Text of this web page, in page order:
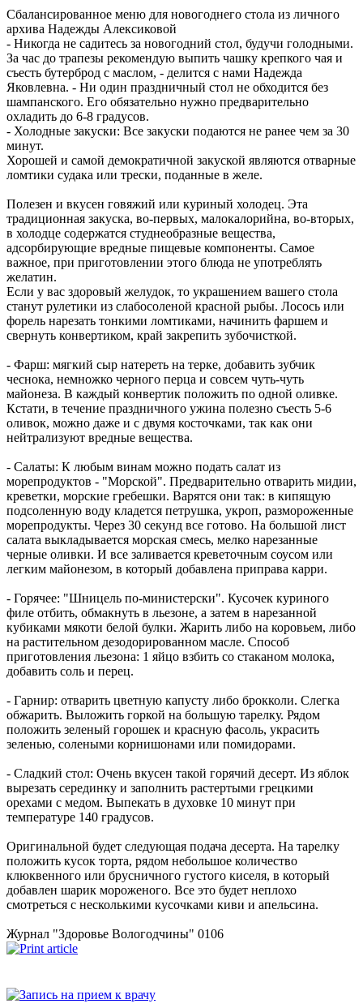
Сбалансированное меню для новогоднего стола из личного
архива Надежды Алексиковой
- Никогда не садитесь за новогодний стол, будучи голодными.
За час до трапезы рекомендую выпить чашку крепкого чая и
съесть бутерброд с маслом, - делится с нами Надежда
Яковлевна. - Ни один праздничный стол не обходится без
шампанского. Его обязательно нужно предварительно
охладить до 6-8 градусов.
- Холодные закуски: Все закуски подаются не ранее чем за 30
минут.
Хорошей и самой демократичной закуской являются отварные
ломтики судака или трески, поданные в желе.
Полезен и вкусен говяжий или куриный холодец. Эта
традиционная закуска, во-первых, малокалорийна, во-вторых,
в холодце содержатся студнеобразные вещества,
адсорбирующие вредные пищевые компоненты. Самое
важное, при приготовлении этого блюда не употреблять
желатин.
Если у вас здоровый желудок, то украшением вашего стола
станут рулетики из слабосоленой красной рыбы. Лосось или
форель нарезать тонкими ломтиками, начинить фаршем и
свернуть конвертиком, край закрепить зубочисткой.
- Фарш: мягкий сыр натереть на терке, добавить зубчик
чеснока, немножко черного перца и совсем чуть-чуть
майонеза. В каждый конвертик положить по одной оливке.
Кстати, в течение праздничного ужина полезно съесть 5-6
оливок, можно даже и с двумя косточками, так как они
нейтрализуют вредные вещества.
- Салаты: К любым винам можно подать салат из
морепродуктов - "Морской". Предварительно отварить мидии,
креветки, морские гребешки. Варятся они так: в кипящую
подсоленную воду кладется петрушка, укроп, размороженные
морепродукты. Через 30 секунд все готово. На большой лист
салата выкладывается морская смесь, мелко нарезанные
черные оливки. И все заливается креветочным соусом или
легким майонезом, в который добавлена приправа карри.
- Горячее: "Шницель по-министерски". Кусочек куриного
филе отбить, обмакнуть в льезоне, а затем в нарезанной
кубиками мякоти белой булки. Жарить либо на коровьем, либо
на растительном дезодорированном масле. Способ
приготовления льезона: 1 яйцо взбить со стаканом молока,
добавить соль и перец.
- Гарнир: отварить цветную капусту либо брокколи. Слегка
обжарить. Выложить горкой на большую тарелку. Рядом
положить зеленый горошек и красную фасоль, украсить
зеленью, солеными корнишонами или помидорами.
- Сладкий стол: Очень вкусен такой горячий десерт. Из яблок
вырезать серединку и заполнить растертыми грецкими
орехами с медом. Выпекать в духовке 10 минут при
температуре 140 градусов.
Оригинальной будет следующая подача десерта. На тарелку
положить кусок торта, рядом небольшое количество
клюквенного или брусничного густого киселя, в который
добавлен шарик мороженого. Все это будет неплохо
смотреться с несколькими кусочками киви и апельсина.
Журнал "Здоровье Вологодчины" 0106